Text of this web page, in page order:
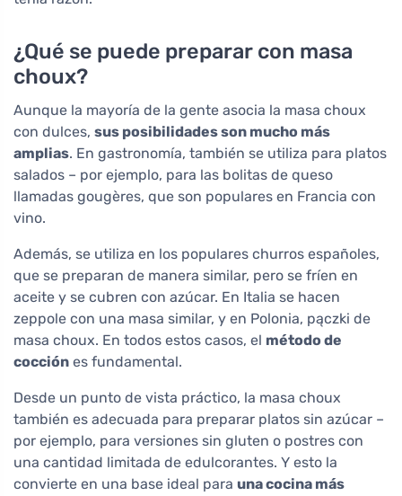
¿Qué se puede preparar con masa
choux?
Aunque la mayoría de la gente asocia la masa choux
con dulces, sus posibilidades son mucho más
amplias. En gastronomía, también se utiliza para platos
salados – por ejemplo, para las bolitas de queso
llamadas gougères, que son populares en Francia con
vino.
Además, se utiliza en los populares churros españoles,
que se preparan de manera similar, pero se fríen en
aceite y se cubren con azúcar. En Italia se hacen
zeppole con una masa similar, y en Polonia, pączki de
masa choux. En todos estos casos, el método de
cocción es fundamental.
Desde un punto de vista práctico, la masa choux
también es adecuada para preparar platos sin azúcar –
por ejemplo, para versiones sin gluten o postres con
una cantidad limitada de edulcorantes. Y esto la
convierte en una base ideal para una cocina más